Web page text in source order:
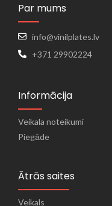
Par mums
info@vinilplates.lv
+371 29902224
Informācija
Veikala noteikumi
Piegāde
Ātrās saites
Veikals